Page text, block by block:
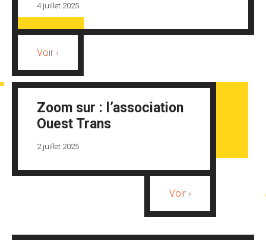
4 juillet 2025
Voir ›
Zoom sur : l’association
Ouest Trans
2 juillet 2025
Voir ›